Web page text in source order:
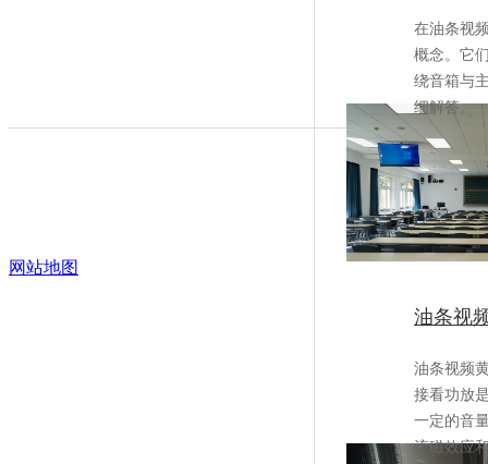
在油条视
概念。
绕音箱与
细解答。
油条视
油条视频
接看功放
一定的音量
流磁效应和
网站地图